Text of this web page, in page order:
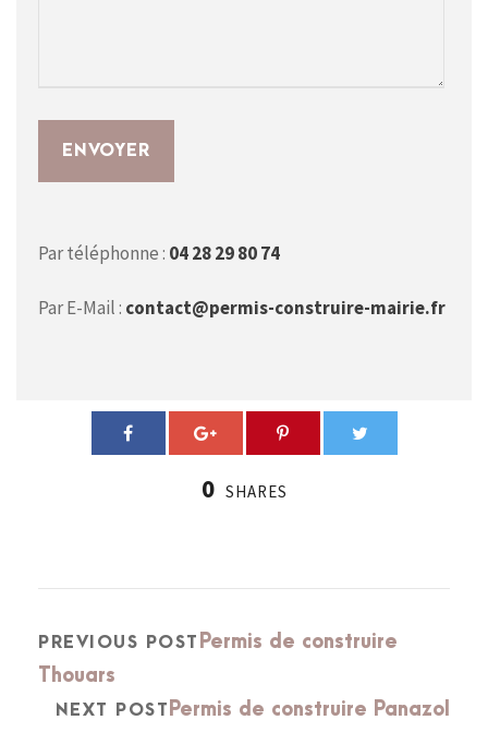
Par téléphonne : 04 28 29 80 74
Par E-Mail : contact@permis-construire-mairie.fr
0 SHARES
PREVIOUS POST Permis de construire
Thouars
NEXT POST Permis de construire Panazol